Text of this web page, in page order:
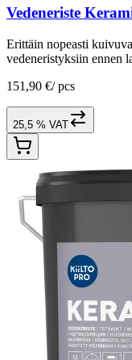
Vedeneriste
Erittäin nopeasti
vedeneristyksiin ennen
151,90 €/ pcs
25,5 % VAT